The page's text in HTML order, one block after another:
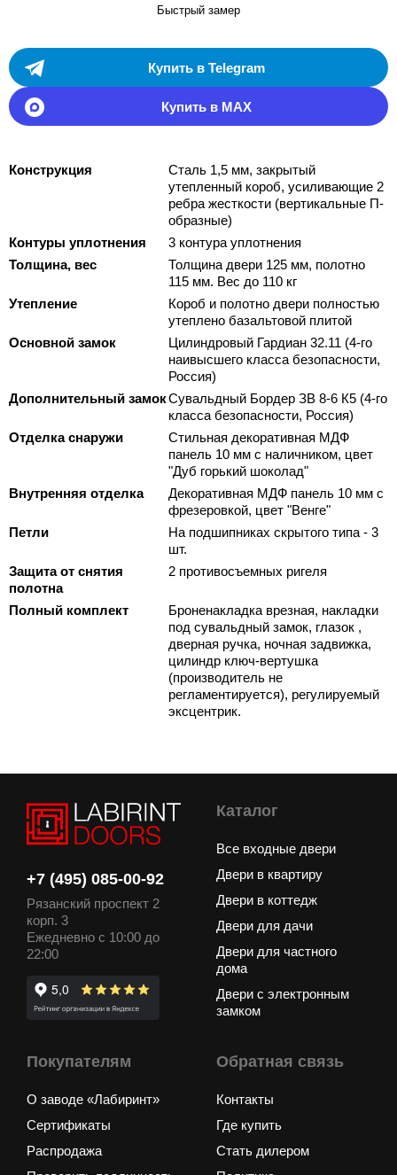
Быстрый замер
Купить в Telegram
Купить в MAX
Конструкция
Сталь 1,5 мм, закрытый
утепленный короб, усиливающие 2
ребра жесткости (вертикальные П-
образные)
Контуры уплотнения
3 контура уплотнения
Толщина, вес
Толщина двери 125 мм, полотно
115 мм. Вес до 110 кг
Утепление
Короб и полотно двери полностью
утеплено базальтовой плитой
Основной замок
Цилиндровый Гардиан 32.11 (4-го
наивысшего класса безопасности,
Россия)
Дополнительный замокСувальдный Бордер ЗВ 8-6 К5 (4-го
класса безопасности, Россия)
Отделка снаружи
Стильная декоративная МДФ
панель 10 мм с наличником, цвет
"Дуб горький шоколад"
Внутренняя отделка
Декоративная МДФ панель 10 мм с
фрезеровкой, цвет "Венге"
Петли
На подшипниках скрытого типа - 3
шт.
Защита от снятия
полотна
2 противосъемных ригеля
Полный комплект
Броненакладка врезная, накладки
под сувальдный замок, глазок ,
дверная ручка, ночная задвижка,
цилиндр ключ-вертушка
(производитель не
регламентируется), регулируемый
эксцентрик.
+7 (495) 085-00-92
Рязанский проспект 2
корп. 3
Ежедневно с 10:00 до
22:00
Каталог
Все входные двери
Двери в квартиру
Двери в коттедж
Двери для дачи
Двери для частного
дома
Двери с электронным
замком
Покупателям
О заводе «Лабиринт»
Сертификаты
Распродажа
Обратная связь
Контакты
Где купить
Стать дилером